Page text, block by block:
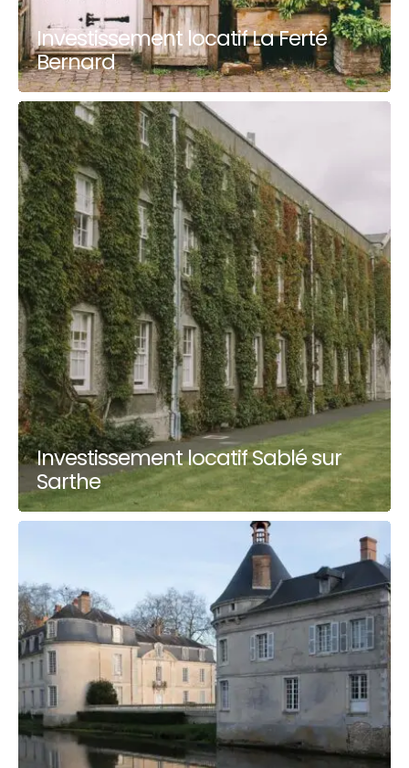
Investissement locatif La Ferté
Bernard
Investissement locatif Sablé sur
Sarthe